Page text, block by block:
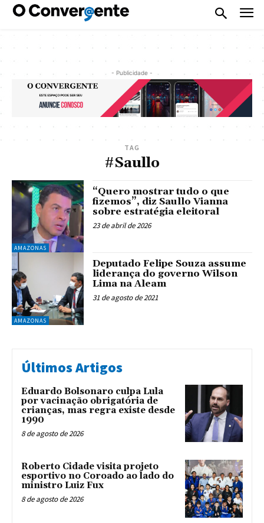
- Publicidade -
TAG
#Saullo
AMAZONAS
“Quero mostrar tudo o que
fizemos”, diz Saullo Vianna
sobre estratégia eleitoral
23 de abril de 2026
AMAZONAS
Deputado Felipe Souza assume
liderança do governo Wilson
Lima na Aleam
31 de agosto de 2021
Últimos Artigos
Eduardo Bolsonaro culpa Lula
por vacinação obrigatória de
crianças, mas regra existe desde
1990
8 de agosto de 2026
Roberto Cidade visita projeto
esportivo no Coroado ao lado do
ministro Luiz Fux
8 de agosto de 2026